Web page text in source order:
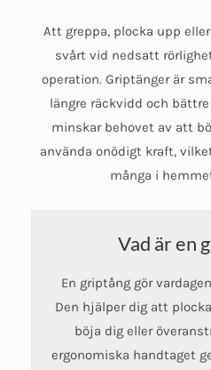
varianter.
olika
alternativen
kan
väljas
Att greppa, plocka upp
svårt vid nedsatt
operation. Griptänger är
längre räckvidd och
minskar behovet av att
använda onödigt kraft,
många i
Vad är en
En griptång gör
Den hjälper dig att
böja dig eller
ergonomiska handtaget